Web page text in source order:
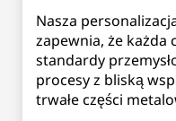
Nasza
zapewnia, że każda
standardy
procesy z bliską
trwałe części